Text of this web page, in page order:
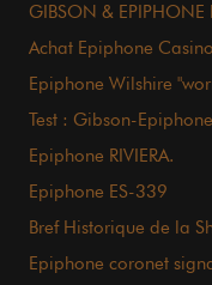
GIBSON & EPIPHONE
Achat Epiphone Casino
Epiphone Wilshire
Test : Gibson-
Epiphone RIVIERA.
Epiphone ES-339
Bref Historique de la
Epiphone coronet